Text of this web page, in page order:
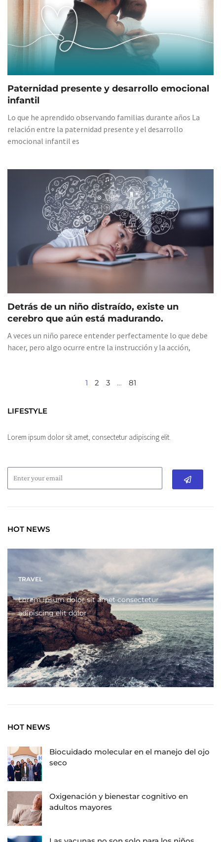
Paternidad presente y desarrollo emocional
infantil
Lo que he aprendido observando familias durante años La
relación entre la paternidad presente y el desarrollo
emocional infantil es
Detrás de un niño distraído, existe un
cerebro que aún está madurando.
A veces un niño parece entender perfectamente lo que debe
hacer, pero algo ocurre entre la instrucción y la acción,
1 2 3 … 81
LIFESTYLE
Lorem ipsum dolor sit amet, consectetur adipiscing elit.
Submit
HOT NEWS
TRAVEL
Lorem ipsum dolor sit amet consectetur
adipiscing elit dolor
HOT NEWS
Biocuidado molecular en el manejo del ojo
seco
Oxigenación y bienestar cognitivo en
adultos mayores